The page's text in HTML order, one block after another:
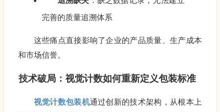
完善的质量追溯体系
这些痛点直接影响了企业的产品质量、生产成本
和市场信誉。
技术破局： 视觉计数如何重新定义包装标准
视觉计数包装机通过创新的技术架构，从根本上